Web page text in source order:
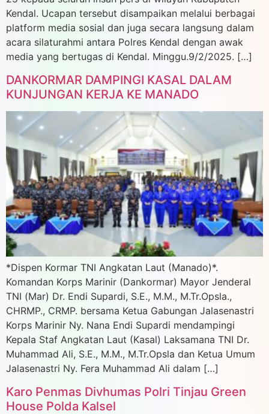
Kendal. Ucapan tersebut disampaikan melalui berbagai
platform media sosial dan juga secara langsung dalam
acara silaturahmi antara Polres Kendal dengan awak
media yang bertugas di Kendal. Minggu.9/2/2025. […]
DANKORMAR DAMPINGI KASAL DALAM
KUNJUNGAN KERJA KE MANADO
*Dispen Kormar TNI Angkatan Laut (Manado)*.
Komandan Korps Marinir (Dankormar) Mayor Jenderal
TNI (Mar) Dr. Endi Supardi, S.E., M.M., M.Tr.Opsla.,
CHRMP., CRMP. bersama Ketua Gabungan Jalasenastri
Korps Marinir Ny. Nana Endi Supardi mendampingi
Kepala Staf Angkatan Laut (Kasal) Laksamana TNI Dr.
Muhammad Ali, S.E., M.M., M.Tr.Opsla dan Ketua Umum
Jalasenastri Ny. Fera Muhammad Ali dalam […]
Karo Penmas Divhumas Polri Tinjau Green
House Polda Kalsel